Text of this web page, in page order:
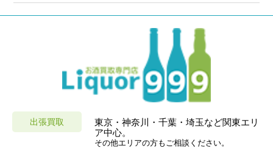
出張買取
東京・神奈川・千葉・埼玉など関東エリ
ア中心。
その他エリアの方もご相談ください。